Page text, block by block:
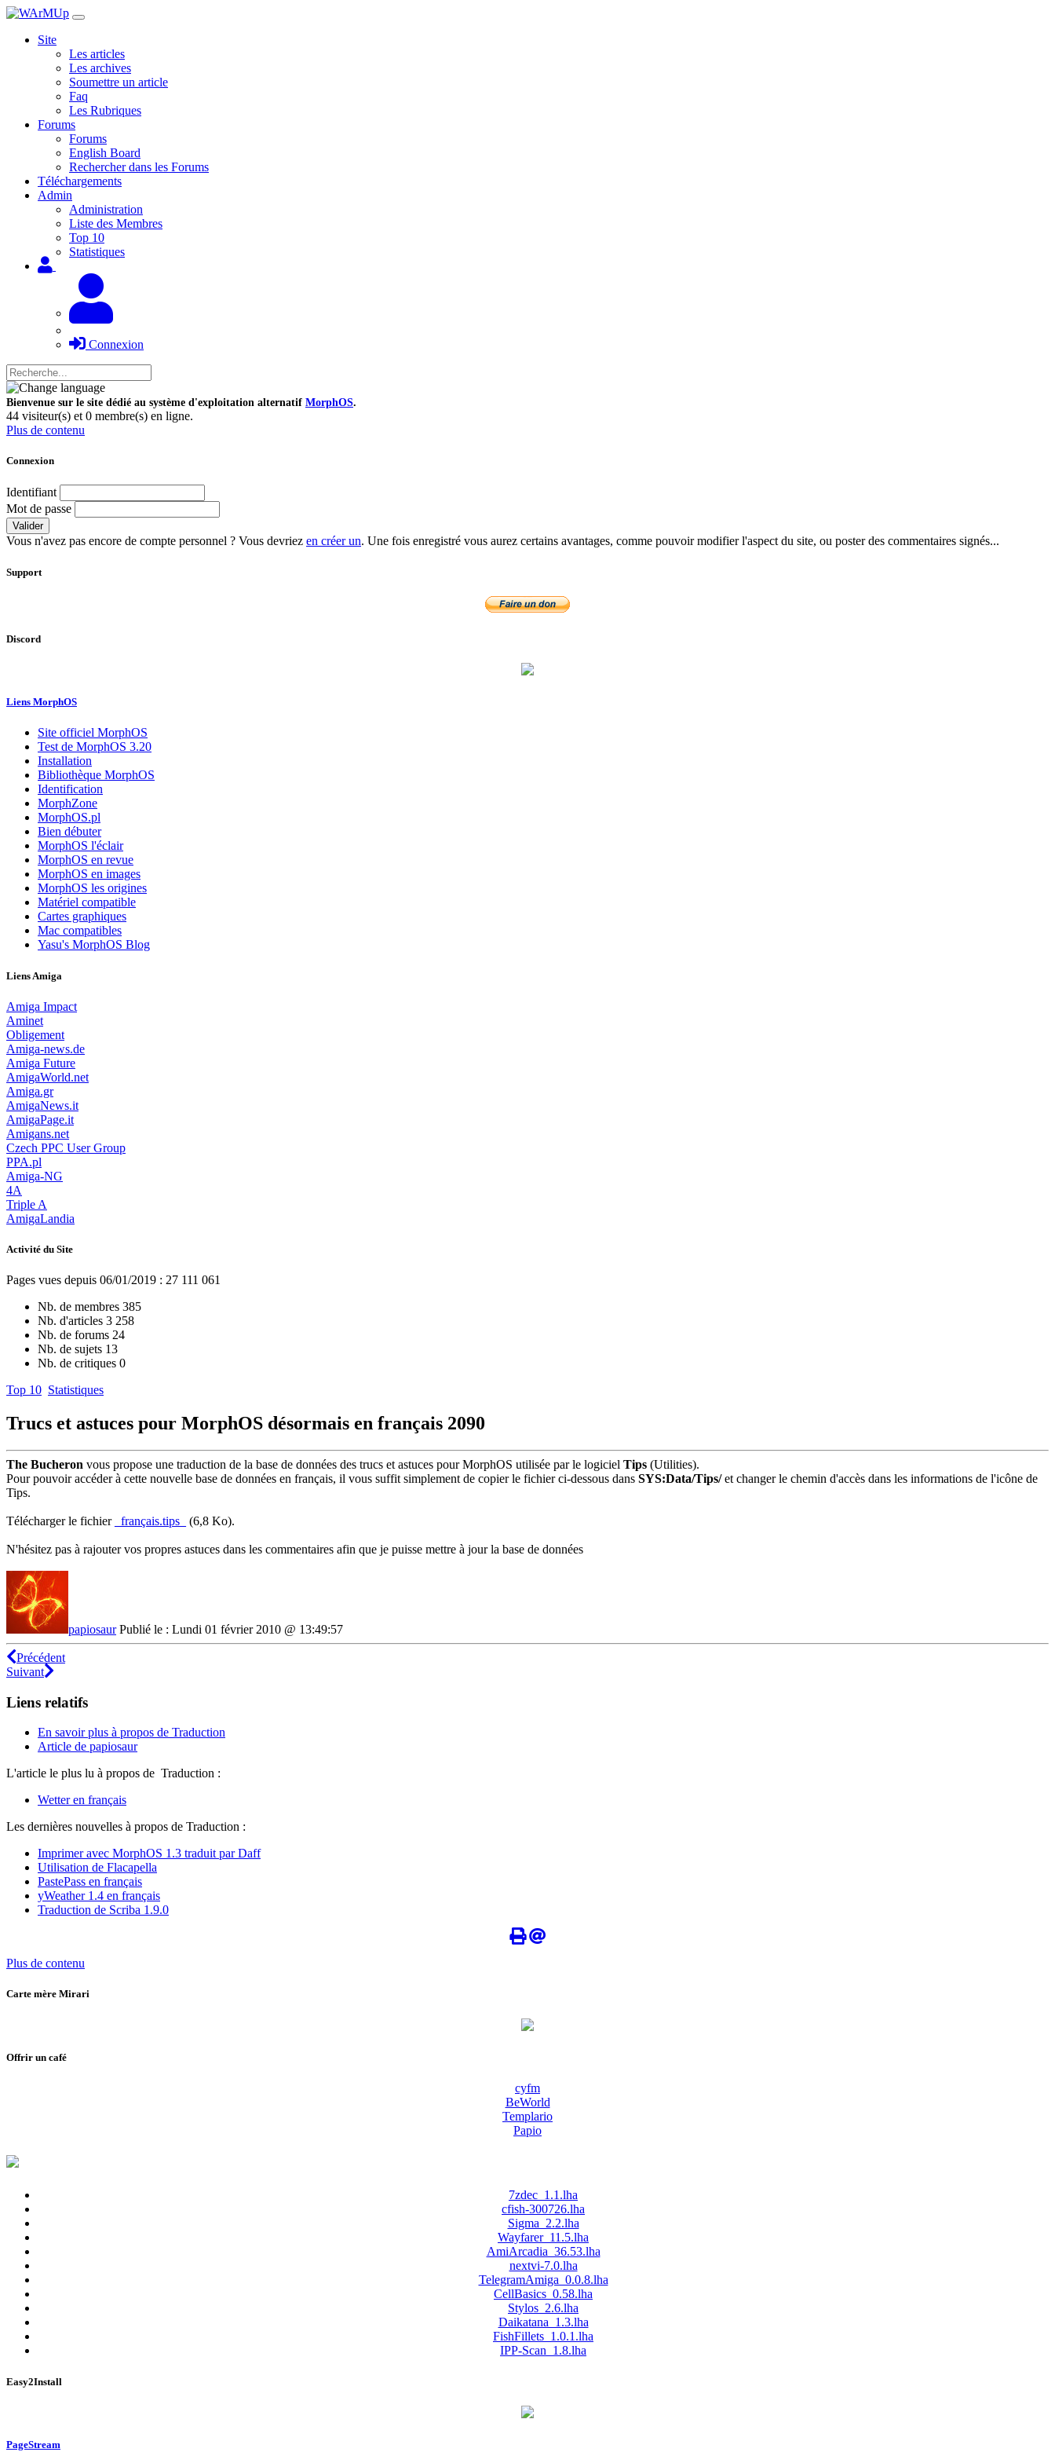
Site
Les articles
Les archives
Soumettre un article
Faq
Les Rubriques
Forums
Forums
English Board
Rechercher dans les Forums
Téléchargements
Admin
Administration
Liste des Membres
Top 10
Statistiques
Connexion
Bienvenue sur le site dédié au système d'exploitation alternatif MorphOS.
44 visiteur(s) et 0 membre(s) en ligne.
Plus de contenu
Connexion
Identifiant
Mot de passe
Valider
Vous n'avez pas encore de compte personnel ? Vous devriez en créer un. Une fois enregistré vous aurez certains avantages, comme pouvoir modifier l'aspect du site, ou poster des commentaires signés...
Support
Discord
Liens MorphOS
Site officiel MorphOS
Test de MorphOS 3.20
Installation
Bibliothèque MorphOS
Identification
MorphZone
MorphOS.pl
Bien débuter
MorphOS l'éclair
MorphOS en revue
MorphOS en images
MorphOS les origines
Matériel compatible
Cartes graphiques
Mac compatibles
Yasu's MorphOS Blog
Liens Amiga
Amiga Impact
Aminet
Obligement
Amiga-news.de
Amiga Future
AmigaWorld.net
Amiga.gr
AmigaNews.it
AmigaPage.it
Amigans.net
Czech PPC User Group
PPA.pl
Amiga-NG
4A
Triple A
AmigaLandia
Activité du Site
Pages vues depuis 06/01/2019 : 27 111 061
Nb. de membres 385
Nb. d'articles 3 258
Nb. de forums 24
Nb. de sujets 13
Nb. de critiques 0
Top 10 Statistiques
Trucs et astuces pour MorphOS désormais en français 2090
The Bucheron vous propose une traduction de la base de données des trucs et astuces pour MorphOS utilisée par le logiciel Tips (Utilities).
Pour pouvoir accéder à cette nouvelle base de données en français, il vous suffit simplement de copier le fichier ci-dessous dans SYS:Data/Tips/et changer le chemin d'accès dans les informations de l'icône de
Tips.
Télécharger le fichier _français.tips_ (6,8 Ko).
N'hésitez pas à rajouter vos propres astuces dans les commentaires afin que je puisse mettre à jour la base de données
papiosaurPublié le : Lundi 01 février 2010 @ 13:49:57
Précédent
Suivant
Liens relatifs
En savoir plus à propos de Traduction
Article de papiosaur
L'article le plus lu à propos de Traduction :
Wetter en français
Les dernières nouvelles à propos de Traduction :
Imprimer avec MorphOS 1.3 traduit par Daff
Utilisation de Flacapella
PastePass en français
yWeather 1.4 en français
Traduction de Scriba 1.9.0
Plus de contenu
Carte mère Mirari
Offrir un café
cyfm
BeWorld
Templario
Papio
7zdec_1.1.lha
cfish-300726.lha
Sigma_2.2.lha
Wayfarer_11.5.lha
AmiArcadia_36.53.lha
nextvi-7.0.lha
TelegramAmiga_0.0.8.lha
CellBasics_0.58.lha
Stylos_2.6.lha
Daikatana_1.3.lha
FishFillets_1.0.1.lha
IPP-Scan_1.8.lha
Easy2Install
PageStream